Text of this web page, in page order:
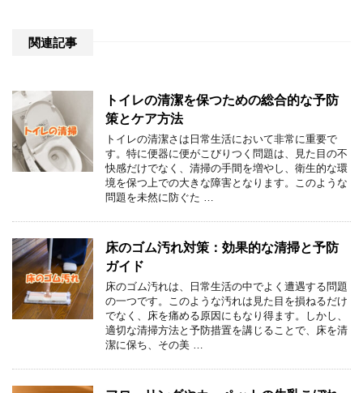
関連記事
トイレの清潔を保つための総合的な予防
策とケア方法
トイレの清潔さは日常生活において非常に重要で
す。特に便器に便がこびりつく問題は、見た目の不
快感だけでなく、清掃の手間を増やし、衛生的な環
境を保つ上での大きな障害となります。このような
問題を未然に防ぐた …
床のゴム汚れ対策：効果的な清掃と予防
ガイド
床のゴム汚れは、日常生活の中でよく遭遇する問題
の一つです。このような汚れは見た目を損ねるだけ
でなく、床を痛める原因にもなり得ます。しかし、
適切な清掃方法と予防措置を講じることで、床を清
潔に保ち、その美 …